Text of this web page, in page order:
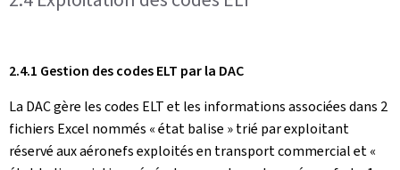
2.4.1 Gestion des codes ELT par la DAC
La DAC gère les codes ELT et les informations associées dans 2
fichiers Excel nommés « état balise » trié par exploitant
réservé aux aéronefs exploités en transport commercial et «